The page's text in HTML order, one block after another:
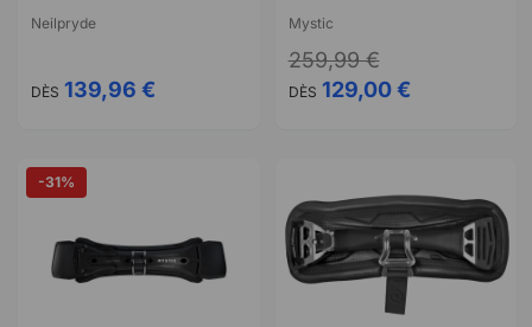
Neilpryde
DÈS 139,96 €
Mystic
DÈS 129,00 €
259,99 €
-31%